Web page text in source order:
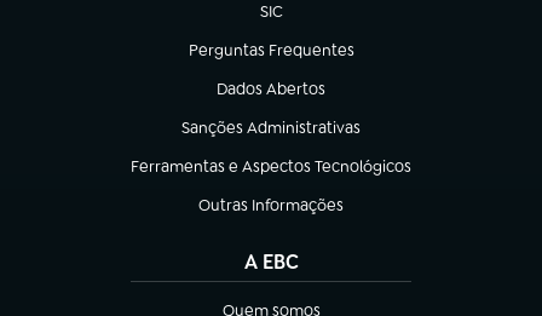
SIC
(abre em nova aba)
Perguntas Frequentes
(abre em nova aba)
Dados Abertos
(abre em nova aba)
Sanções Administrativas
(abre em nova aba)
Ferramentas e Aspectos Tecnológicos
(abre em nova aba)
Outras Informações
(abre em nova aba)
A EBC
Quem somos